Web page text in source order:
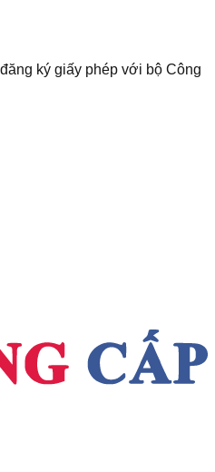
ký giấy phép với bộ Công